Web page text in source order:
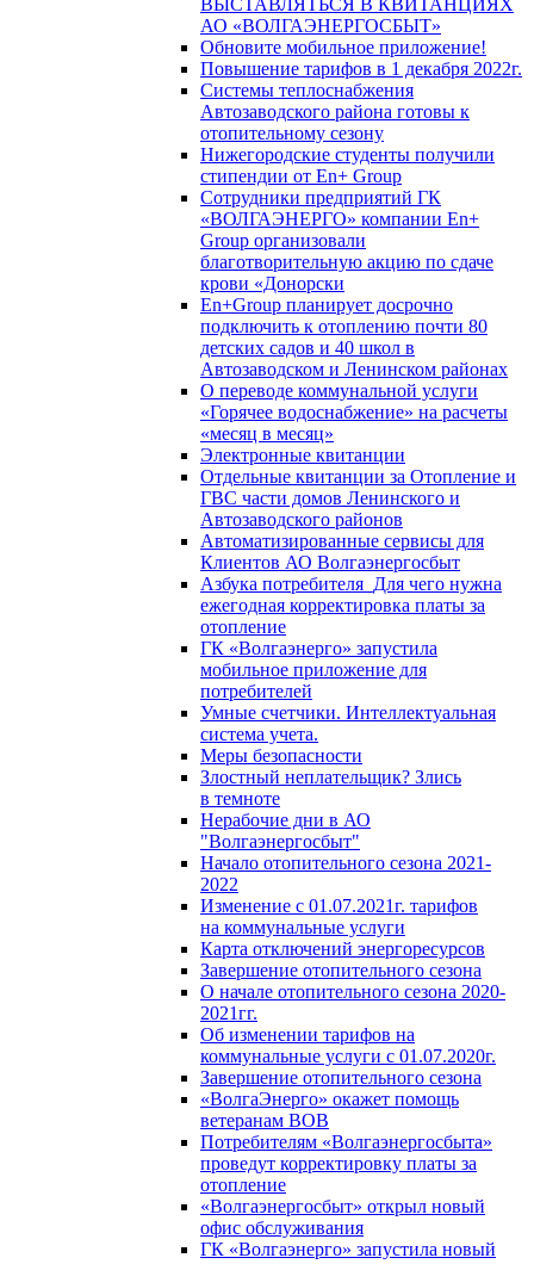
ВЫСТАВЛЯТЬСЯ В КВИТАНЦИЯХ
АО «ВОЛГАЭНЕРГОСБЫТ»
Обновите мобильное приложение!
Повышение тарифов в 1 декабря 2022г.
Системы теплоснабжения
Автозаводского района готовы к
отопительному сезону
Нижегородские студенты получили
стипендии от En+ Group
Сотрудники предприятий ГК
«ВОЛГАЭНЕРГО» компании En+
Group организовали
благотворительную акцию по сдаче
крови «Донорски
En+Group планирует досрочно
подключить к отоплению почти 80
детских садов и 40 школ в
Автозаводском и Ленинском районах
О переводе коммунальной услуги
«Горячее водоснабжение» на расчеты
«месяц в месяц»
Электронные квитанции
Отдельные квитанции за Отопление и
ГВС части домов Ленинского и
Автозаводского районов
Автоматизированные сервисы для
Клиентов АО Волгаэнергосбыт
Азбука потребителя_Для чего нужна
ежегодная корректировка платы за
отопление
ГК «Волгаэнерго» запустила
мобильное приложение для
потребителей
Умные счетчики. Интеллектуальная
система учета.
Меры безопасности
Злостный неплательщик? Злись
в темноте
Нерабочие дни в АО
"Волгаэнергосбыт"
Начало отопительного сезона 2021-
2022
Изменение с 01.07.2021г. тарифов
на коммунальные услуги
Карта отключений энергоресурсов
Завершение отопительного сезона
О начале отопительного сезона 2020-
2021гг.
Об изменении тарифов на
коммунальные услуги с 01.07.2020г.
Завершение отопительного сезона
«ВолгаЭнерго» окажет помощь
ветеранам ВОВ
Потребителям «Волгаэнергосбыта»
проведут корректировку платы за
отопление
«Волгаэнергосбыт» открыл новый
офис обслуживания
ГК «Волгаэнерго» запустила новый